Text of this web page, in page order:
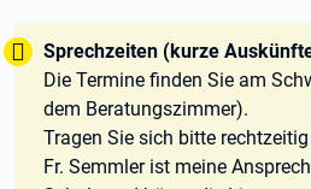
Tipp:
Sprechzeiten (kurze
Die Termine finden Sie am
dem Beratungszimmer).
Tragen Sie sich bitte
Fr. Semmler ist meine